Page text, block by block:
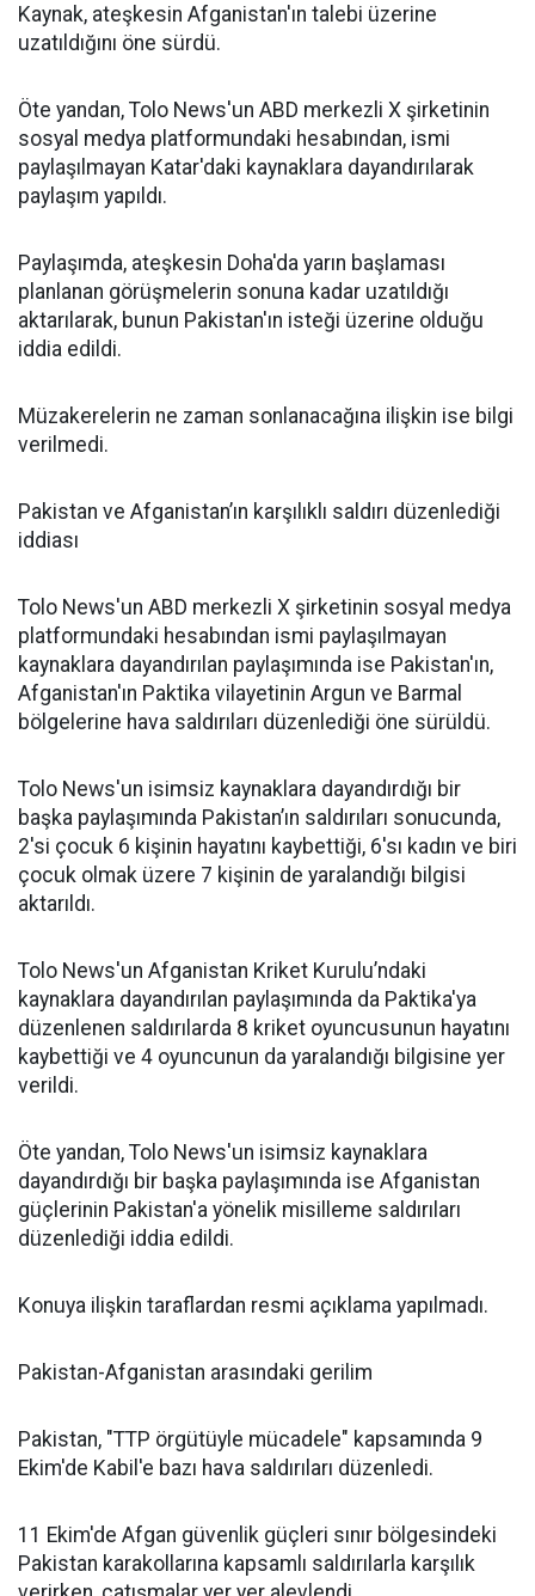
Kaynak, ateşkesin Afganistan'ın talebi üzerine
uzatıldığını öne sürdü.
Öte yandan, Tolo News'un ABD merkezli X şirketinin
sosyal medya platformundaki hesabından, ismi
paylaşılmayan Katar'daki kaynaklara dayandırılarak
paylaşım yapıldı.
Paylaşımda, ateşkesin Doha'da yarın başlaması
planlanan görüşmelerin sonuna kadar uzatıldığı
aktarılarak, bunun Pakistan'ın isteği üzerine olduğu
iddia edildi.
Müzakerelerin ne zaman sonlanacağına ilişkin ise bilgi
verilmedi.
Pakistan ve Afganistan’ın karşılıklı saldırı düzenlediği
iddiası
Tolo News'un ABD merkezli X şirketinin sosyal medya
platformundaki hesabından ismi paylaşılmayan
kaynaklara dayandırılan paylaşımında ise Pakistan'ın,
Afganistan'ın Paktika vilayetinin Argun ve Barmal
bölgelerine hava saldırıları düzenlediği öne sürüldü.
Tolo News'un isimsiz kaynaklara dayandırdığı bir
başka paylaşımında Pakistan’ın saldırıları sonucunda,
2'si çocuk 6 kişinin hayatını kaybettiği, 6'sı kadın ve biri
çocuk olmak üzere 7 kişinin de yaralandığı bilgisi
aktarıldı.
Tolo News'un Afganistan Kriket Kurulu’ndaki
kaynaklara dayandırılan paylaşımında da Paktika'ya
düzenlenen saldırılarda 8 kriket oyuncusunun hayatını
kaybettiği ve 4 oyuncunun da yaralandığı bilgisine yer
verildi.
Öte yandan, Tolo News'un isimsiz kaynaklara
dayandırdığı bir başka paylaşımında ise Afganistan
güçlerinin Pakistan'a yönelik misilleme saldırıları
düzenlediği iddia edildi.
Konuya ilişkin taraflardan resmi açıklama yapılmadı.
Pakistan-Afganistan arasındaki gerilim
Pakistan, "TTP örgütüyle mücadele" kapsamında 9
Ekim'de Kabil'e bazı hava saldırıları düzenledi.
11 Ekim'de Afgan güvenlik güçleri sınır bölgesindeki
Pakistan karakollarına kapsamlı saldırılarla karşılık